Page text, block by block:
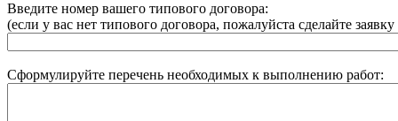
Введите номер вашего типового договора:
(если у вас нет типового договора, пожалуйста сделайте
Сформулируйте перечень необходимых к выполнению работ: